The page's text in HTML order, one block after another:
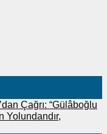
Çağrı: “Gülâboğlu
Yolundandır,